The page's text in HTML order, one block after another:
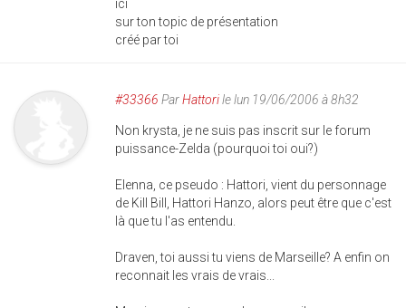
ici
sur ton topic de présentation
créé par toi
#33366 ParHattorile lun 19/06/2006 à 8h32
Non krysta, je ne suis pas inscrit sur le forum
puissance-Zelda (pourquoi toi oui?)
Elenna, ce pseudo : Hattori, vient du personnage
de Kill Bill, Hattori Hanzo, alors peut être que c'est
là que tu l'as entendu.
Draven, toi aussi tu viens de Marseille? A enfin on
reconnait les vrais de vrais...